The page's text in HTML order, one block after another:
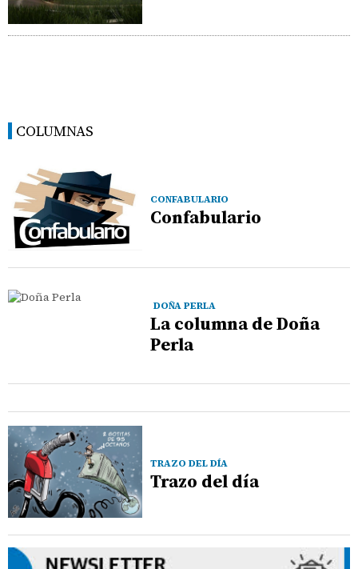
COLUMNAS
CONFABULARIO
Confabulario
DOÑA PERLA
La columna de Doña
Perla
TRAZO DEL DÍA
Trazo del día